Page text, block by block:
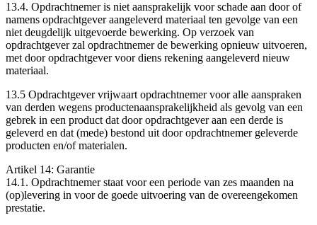
13.4. Opdrachtnemer is niet aansprakelijk voor schade aan door of
namens opdrachtgever aangeleverd materiaal ten gevolge van een
niet deugdelijk uitgevoerde bewerking. Op verzoek van
opdrachtgever zal opdrachtnemer de bewerking opnieuw uitvoeren,
met door opdrachtgever voor diens rekening aangeleverd nieuw
materiaal.
13.5 Opdrachtgever vrijwaart opdrachtnemer voor alle aanspraken
van derden wegens productenaansprakelijkheid als gevolg van een
gebrek in een product dat door opdrachtgever aan een derde is
geleverd en dat (mede) bestond uit door opdrachtnemer geleverde
producten en/of materialen.
Artikel 14: Garantie
14.1. Opdrachtnemer staat voor een periode van zes maanden na
(op)levering in voor de goede uitvoering van de overeengekomen
prestatie.